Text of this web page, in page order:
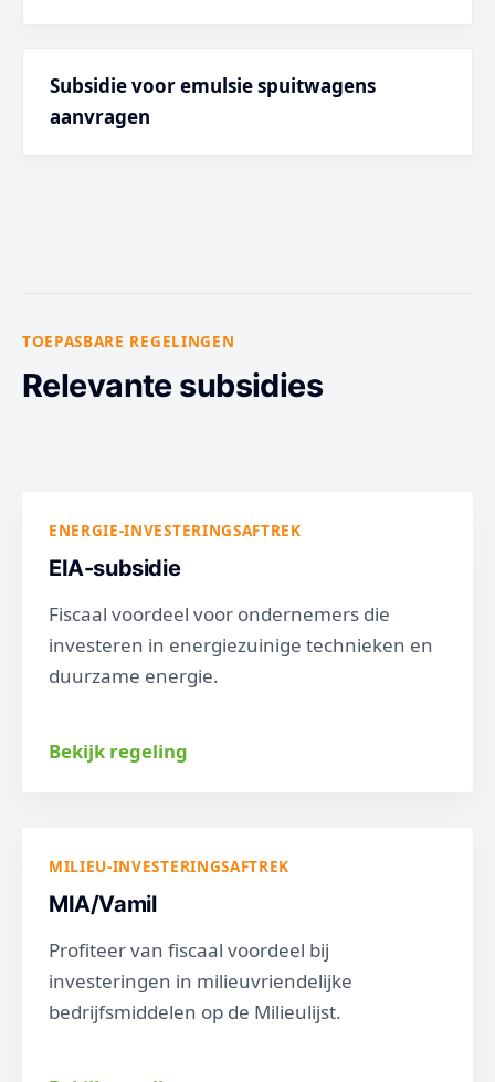
Subsidie voor emulsie spuitwagens
aanvragen
TOEPASBARE REGELINGEN
Relevante subsidies
ENERGIE-INVESTERINGSAFTREK
EIA-subsidie
Fiscaal voordeel voor ondernemers die
investeren in energiezuinige technieken en
duurzame energie.
Bekijk regeling
MILIEU-INVESTERINGSAFTREK
MIA/Vamil
Profiteer van fiscaal voordeel bij
investeringen in milieuvriendelijke
bedrijfsmiddelen op de Milieulijst.